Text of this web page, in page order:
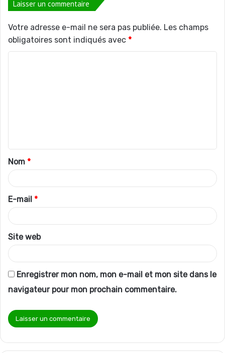
Laisser un commentaire
Votre adresse e-mail ne sera pas publiée. Les champs
obligatoires sont indiqués avec *
t
a
i
r
e
*
Nom *
E-mail *
Site web
Enregistrer mon nom, mon e-mail et mon site dans le
navigateur pour mon prochain commentaire.